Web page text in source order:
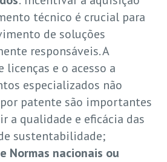
técnico é crucial para
de soluções
responsáveis. A
licenças e o acesso a
especializados não
patente são importantes
a qualidade e eficácia das
sustentabilidade;
Normas nacionais ou